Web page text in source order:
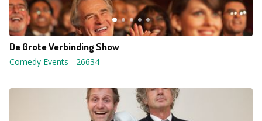
De Grote Verbinding Show
Comedy Events - 26634